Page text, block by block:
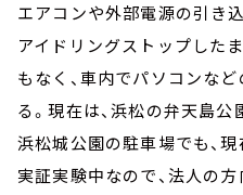
エアコンや外部電源の引き
アイドリングストップした
もなく、車内でパソコンな
る。現在は、浜松の弁天島
浜松城公園の駐車場でも、
実証実験中なので、法人の